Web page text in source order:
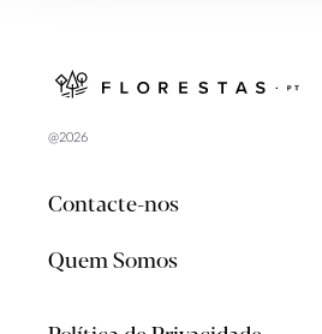
@2026
Contacte-nos
Quem Somos